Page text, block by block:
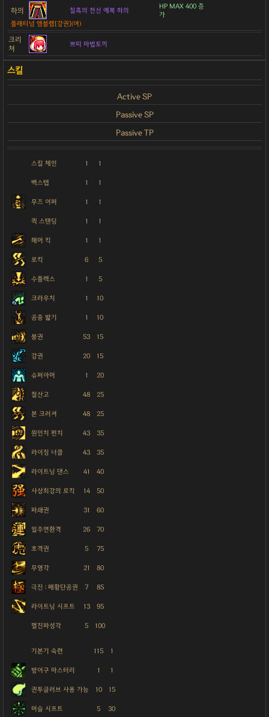
하의 칠흑의 천신 예복 하의
HP MAX 400 증
가
플래티넘 엠블렘[강권](여)
크리
쳐
쁘띠 마법토끼
Active SP
Passive SP
Passive TP
스킬 체인 1 1
백스텝 1 1
무즈 어퍼 1 1
퀵 스탠딩 1 1
해머 킥 1 1
로킥 6 5
수플렉스 1 5
크라우치 1 10
공중 밟기 1 10
붕권 53 15
강권 20 15
슈퍼아머 1 20
철산고 48 25
본 크러셔 48 25
원인치 펀치 43 35
라이징 너클 43 35
라이트닝 댄스 41 40
사상최강의 로킥 14 50
파쇄권 31 60
일주연환격 26 70
호격권 5 75
무영각 21 80
극진 : 패황단공권 7 85
라이트닝 시프트 13 95
멸진파성각 5 100
기본기 숙련 115 1
방어구 마스터리 1 1
권투글러브 사용 가능 10 15
머슬 시프트 5 30